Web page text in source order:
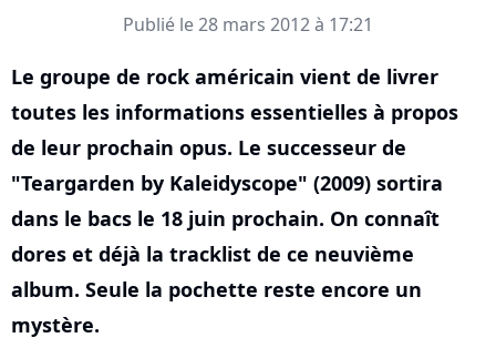
Publié le 28 mars 2012 à 17:21
Le groupe de rock américain vient de livrer
toutes les informations essentielles à propos
de leur prochain opus. Le successeur de
"Teargarden by Kaleidyscope" (2009) sortira
dans le bacs le 18 juin prochain. On connaît
dores et déjà la tracklist de ce neuvième
album. Seule la pochette reste encore un
mystère.